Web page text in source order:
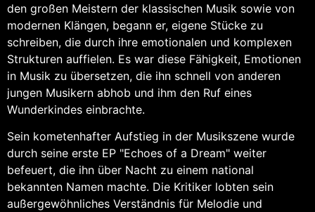
den großen Meistern der klassischen Musik sowie von
modernen Klängen, begann er, eigene Stücke zu
schreiben, die durch ihre emotionalen und komplexen
Strukturen auffielen. Es war diese Fähigkeit, Emotionen
in Musik zu übersetzen, die ihn schnell von anderen
jungen Musikern abhob und ihm den Ruf eines
Wunderkindes einbrachte.
Sein kometenhafter Aufstieg in der Musikszene wurde
durch seine erste EP "Echoes of a Dream" weiter
befeuert, die ihn über Nacht zu einem national
bekannten Namen machte. Die Kritiker lobten sein
außergewöhnliches Verständnis für Melodie und